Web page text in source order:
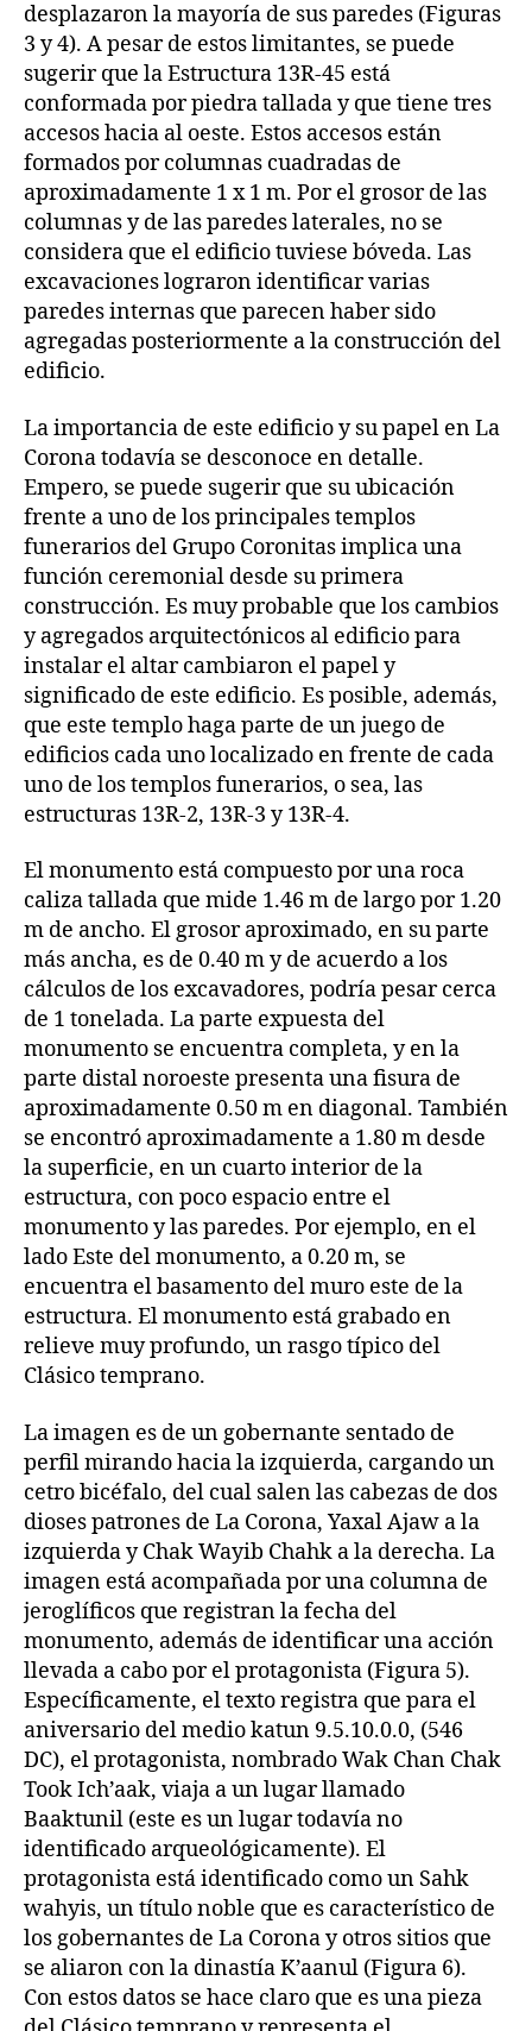
desplazaron la mayoría de sus paredes (Figuras
3 y 4). A pesar de estos limitantes, se puede
sugerir que la Estructura 13R-45 está
conformada por piedra tallada y que tiene tres
accesos hacia al oeste. Estos accesos están
formados por columnas cuadradas de
aproximadamente 1 x 1 m. Por el grosor de las
columnas y de las paredes laterales, no se
considera que el edificio tuviese bóveda. Las
excavaciones lograron identificar varias
paredes internas que parecen haber sido
agregadas posteriormente a la construcción del
edificio.
La importancia de este edificio y su papel en La
Corona todavía se desconoce en detalle.
Empero, se puede sugerir que su ubicación
frente a uno de los principales templos
funerarios del Grupo Coronitas implica una
función ceremonial desde su primera
construcción. Es muy probable que los cambios
y agregados arquitectónicos al edificio para
instalar el altar cambiaron el papel y
significado de este edificio. Es posible, además,
que este templo haga parte de un juego de
edificios cada uno localizado en frente de cada
uno de los templos funerarios, o sea, las
estructuras 13R-2, 13R-3 y 13R-4.
El monumento está compuesto por una roca
caliza tallada que mide 1.46 m de largo por 1.20
m de ancho. El grosor aproximado, en su parte
más ancha, es de 0.40 m y de acuerdo a los
cálculos de los excavadores, podría pesar cerca
de 1 tonelada. La parte expuesta del
monumento se encuentra completa, y en la
parte distal noroeste presenta una fisura de
aproximadamente 0.50 m en diagonal. También
se encontró aproximadamente a 1.80 m desde
la superficie, en un cuarto interior de la
estructura, con poco espacio entre el
monumento y las paredes. Por ejemplo, en el
lado Este del monumento, a 0.20 m, se
encuentra el basamento del muro este de la
estructura. El monumento está grabado en
relieve muy profundo, un rasgo típico del
Clásico temprano.
La imagen es de un gobernante sentado de
perfil mirando hacia la izquierda, cargando un
cetro bicéfalo, del cual salen las cabezas de dos
dioses patrones de La Corona, Yaxal Ajaw a la
izquierda y Chak Wayib Chahk a la derecha. La
imagen está acompañada por una columna de
jeroglíficos que registran la fecha del
monumento, además de identificar una acción
llevada a cabo por el protagonista (Figura 5).
Específicamente, el texto registra que para el
aniversario del medio katun 9.5.10.0.0, (546
DC), el protagonista, nombrado Wak Chan Chak
Took Ich’aak, viaja a un lugar llamado
Baaktunil (este es un lugar todavía no
identificado arqueológicamente). El
protagonista está identificado como un Sahk
wahyis, un título noble que es característico de
los gobernantes de La Corona y otros sitios que
se aliaron con la dinastía K’aanul (Figura 6).
Con estos datos se hace claro que es una pieza